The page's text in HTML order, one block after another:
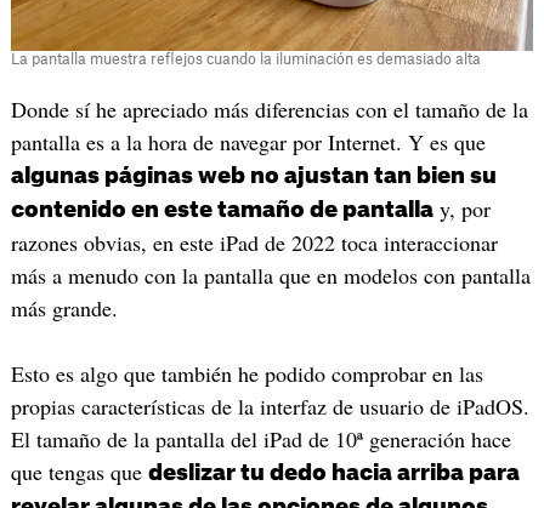
La pantalla muestra reflejos cuando la iluminación es demasiado alta
Donde sí he apreciado más diferencias con el tamaño de la
pantalla es a la hora de navegar por Internet. Y es que
algunas páginas web no ajustan tan bien su
contenido en este tamaño de pantallay, por
razones obvias, en este iPad de 2022 toca interaccionar
más a menudo con la pantalla que en modelos con pantalla
más grande.
Esto es algo que también he podido comprobar en las
propias características de la interfaz de usuario de iPadOS.
El tamaño de la pantalla del iPad de 10ª generación hace
que tengas que deslizar tu dedo hacia arriba para